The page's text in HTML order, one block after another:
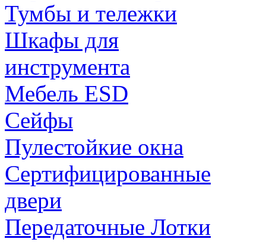
Тумбы и тележки
Шкафы для
инструмента
Мебель ESD
Сейфы
Пулестойкие окна
Сертифицированные
двери
Передаточные Лотки